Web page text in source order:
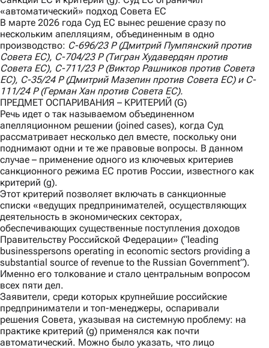
«автоматический» подход Совета ЕС
В марте 2026 года Суд ЕС вынес решение сразу по
нескольким апелляциям, объединенным в одно
производство: C-696/23 P(Дмитрий Пумпянский против
Совета ЕС), C-704/23 P(Тигран Худавердян против
Совета ЕС), C-711/23 P(Виктор Рашников против Совета
ЕС), C-35/24 P(Дмитрий Мазепин против Совета ЕС) и C-
111/24 P(Герман Хан против Совета ЕС).
ПРЕДМЕТ ОСПАРИВАНИЯ – КРИТЕРИЙ (G)
Речь идет о так называемом объединенном
апелляционном решении (joined cases), когда Суд
рассматривает несколько дел вместе, поскольку они
поднимают одни и те же правовые вопросы. В данном
случае – применение одного из ключевых критериев
санкционного режима ЕС против России, известного как
критерий (g).
Этот критерий позволяет включать в санкционные
списки «ведущих предпринимателей, осуществляющих
деятельность в экономических секторах,
обеспечивающих существенные поступления доходов
Правительству Российской Федерации» (“leading
businesspersons operating in economic sectors providing a
substantial source of revenue to the Russian Government”).
Именно его толкование и стало центральным вопросом
всех пяти дел.
Заявители, среди которых крупнейшие российские
предприниматели и топ-менеджеры, оспаривали
решения Совета, указывая на системную проблему: на
практике критерий (g) применялся как почти
автоматический. Можно было указать, что лицо